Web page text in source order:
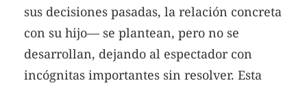
sus decisiones pasadas, la relación concreta
con su hijo— se plantean, pero no se
desarrollan, dejando al espectador con
incógnitas importantes sin resolver. Esta